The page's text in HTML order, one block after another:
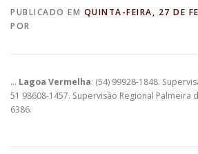
PUBLICADO EM QUINTA-FEIRA, 27 DE
POR
… Lagoa Vermelha: (54) 99928-1848.
51 98608-1457. Supervisão Regional Palmeira
6386.